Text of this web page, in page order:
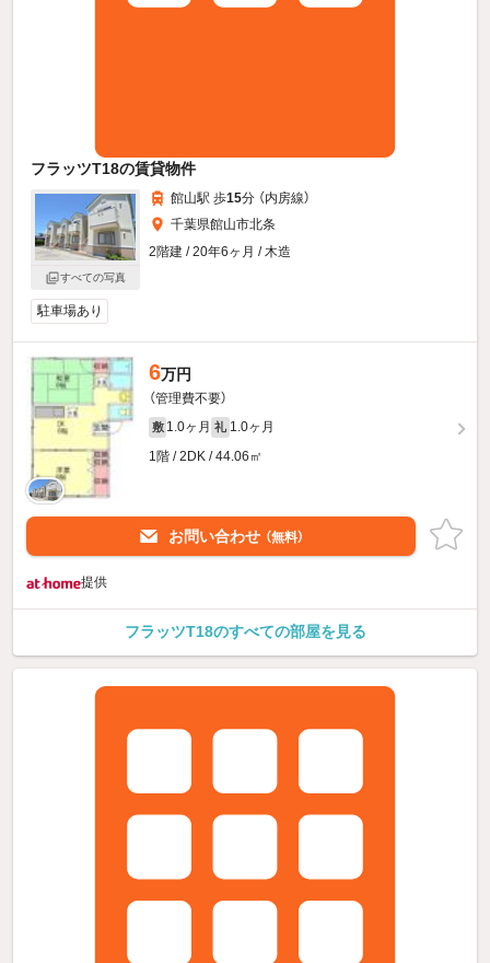
フラッツT18の賃貸物件
すべての写真
館山駅 歩15分 （内房線）
千葉県館山市北条
2階建 / 20年6ヶ月 / 木造
駐車場あり
6万円
（管理費不要）
敷 1.0ヶ月 礼 1.0ヶ月
1階 / 2DK / 44.06㎡
お問い合わせ （無料）
提供
フラッツT18のすべての部屋を見る